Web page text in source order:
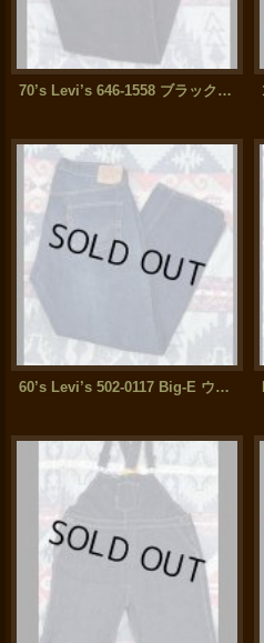
70’s Levi’s 646-1558 ブラック コーデュロイ(32x30.5)
60’s Levi’s 502-0117 Big-E ウエストシングル (表記 38x32)